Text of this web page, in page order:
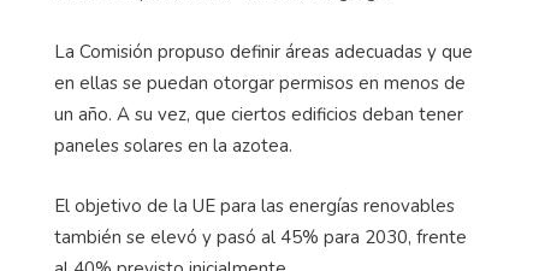
La Comisión propuso definir áreas adecuadas y que
en ellas se puedan otorgar permisos en menos de
un año. A su vez, que ciertos edificios deban tener
paneles solares en la azotea.
El objetivo de la UE para las energías renovables
también se elevó y pasó al 45% para 2030, frente